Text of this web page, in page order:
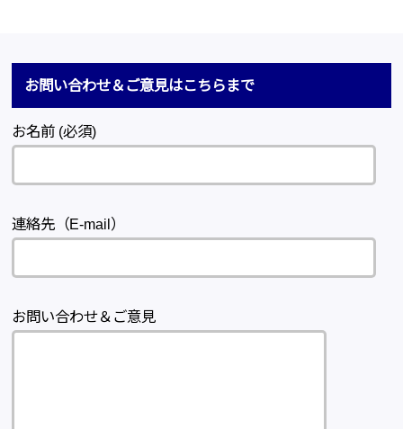
お問い合わせ＆ご意見はこちらまで
お名前 (必須)
連絡先（E-mail）
お問い合わせ＆ご意見